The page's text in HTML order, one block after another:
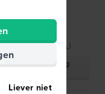
(Bekijk specificaties )
handleiding
Liever niet